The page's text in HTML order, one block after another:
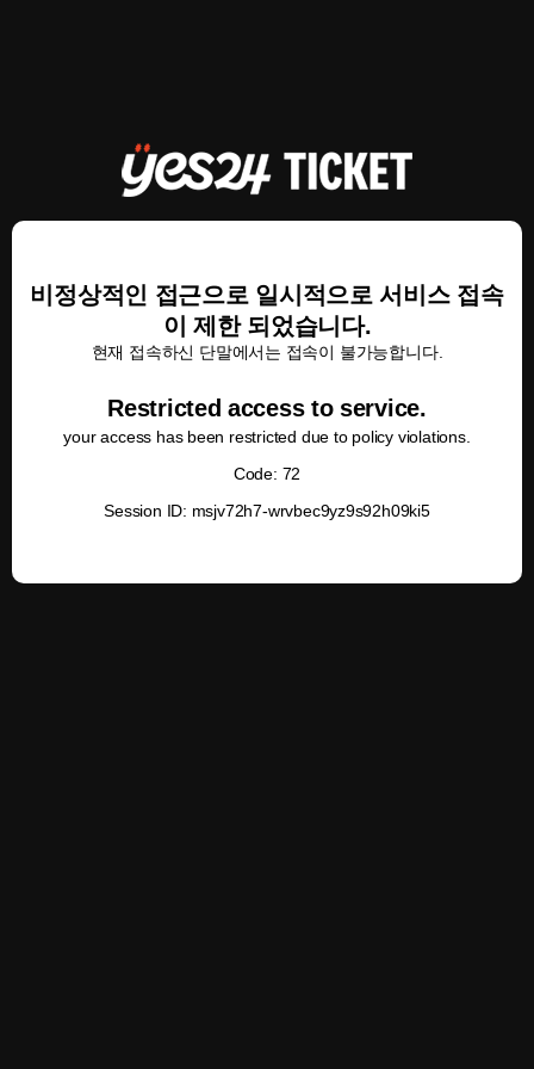
비정상적인 접근으로 일시적으로 서비스 접속
이 제한 되었습니다.
현재 접속하신 단말에서는 접속이 불가능합니다.
Restricted access to service.
your access has been restricted due to policy violations.
Code: 72
Session ID: msjv72h7-wrvbec9yz9s92h09ki5